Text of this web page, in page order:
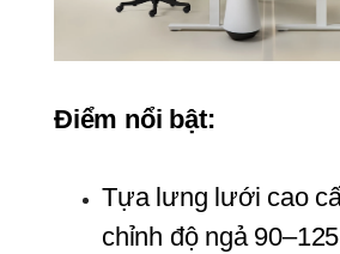
Điểm nổi bật:
Tựa lưng lưới cao
chỉnh độ ngả